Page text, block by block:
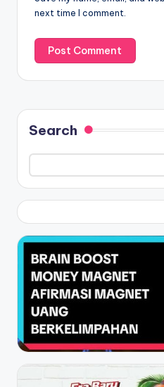
next time I comment.
Search